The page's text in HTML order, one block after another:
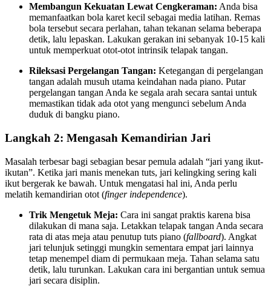
Membangun Kekuatan Lewat Cengkeraman: Anda bisa
memanfaatkan bola karet kecil sebagai media latihan. Remas
bola tersebut secara perlahan, tahan tekanan selama beberapa
detik, lalu lepaskan. Lakukan gerakan ini sebanyak 10-15 kali
untuk memperkuat otot-otot intrinsik telapak tangan.
Rileksasi Pergelangan Tangan: Ketegangan di pergelangan
tangan adalah musuh utama keindahan nada piano. Putar
pergelangan tangan Anda ke segala arah secara santai untuk
memastikan tidak ada otot yang mengunci sebelum Anda
duduk di bangku piano.
Langkah 2: Mengasah Kemandirian Jari
Masalah terbesar bagi sebagian besar pemula adalah “jari yang ikut-
ikutan”. Ketika jari manis menekan tuts, jari kelingking sering kali
ikut bergerak ke bawah. Untuk mengatasi hal ini, Anda perlu
melatih kemandirian otot (finger independence).
Trik Mengetuk Meja: Cara ini sangat praktis karena bisa
dilakukan di mana saja. Letakkan telapak tangan Anda secara
rata di atas meja atau penutup tuts piano (fallboard). Angkat
jari telunjuk setinggi mungkin sementara empat jari lainnya
tetap menempel diam di permukaan meja. Tahan selama satu
detik, lalu turunkan. Lakukan cara ini bergantian untuk semua
jari secara disiplin.